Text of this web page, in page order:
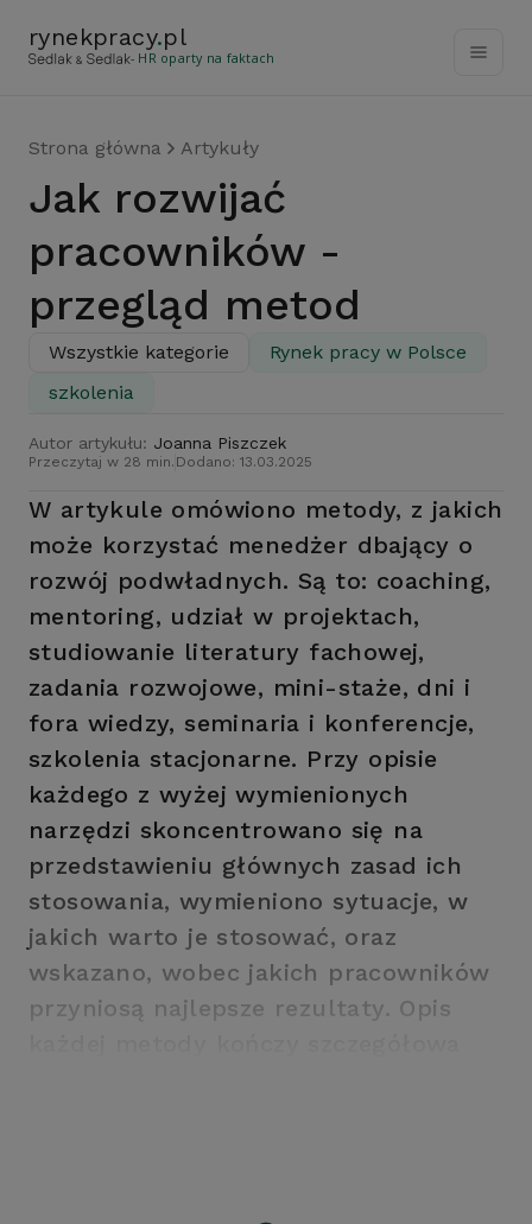
rynekpracy.pl
- HR oparty na faktach
Strona główna Artykuły
Jak rozwijać
pracowników -
przegląd metod
Wszystkie kategorie
Rynek pracy w Polsce
szkolenia
Autor artykułu: Joanna Piszczek
Przeczytaj w 28 min. Dodano: 13.03.2025
W artykule omówiono metody, z jakich
może korzystać menedżer dbający o
rozwój podwładnych. Są to: coaching,
mentoring, udział w projektach,
studiowanie literatury fachowej,
zadania rozwojowe, mini-staże, dni i
fora wiedzy, seminaria i konferencje,
szkolenia stacjonarne. Przy opisie
każdego z wyżej wymienionych
narzędzi skoncentrowano się na
przedstawieniu głównych zasad ich
stosowania, wymieniono sytuacje, w
jakich warto je stosować, oraz
wskazano, wobec jakich pracowników
przyniosą najlepsze rezultaty. Opis